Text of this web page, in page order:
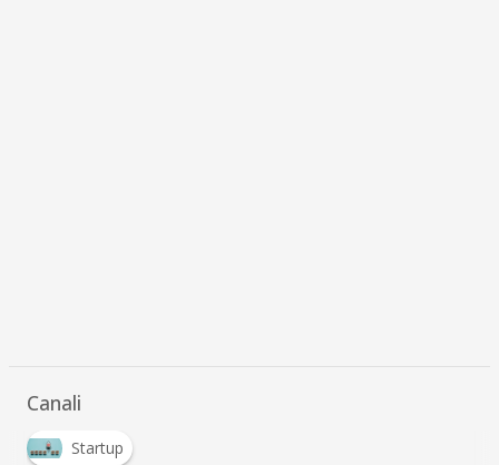
Canali
Startup